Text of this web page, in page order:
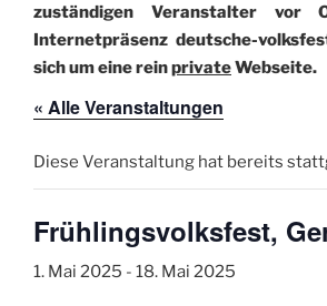
zuständigen Veranstalter vor
Internetpräsenz deutsche-
sich um eine reinprivateWebseite.
« Alle Veranstaltungen
Diese Veranstaltung hat bereits
Frühlingsvolksfest,
1. Mai 2025 - 18. Mai 2025